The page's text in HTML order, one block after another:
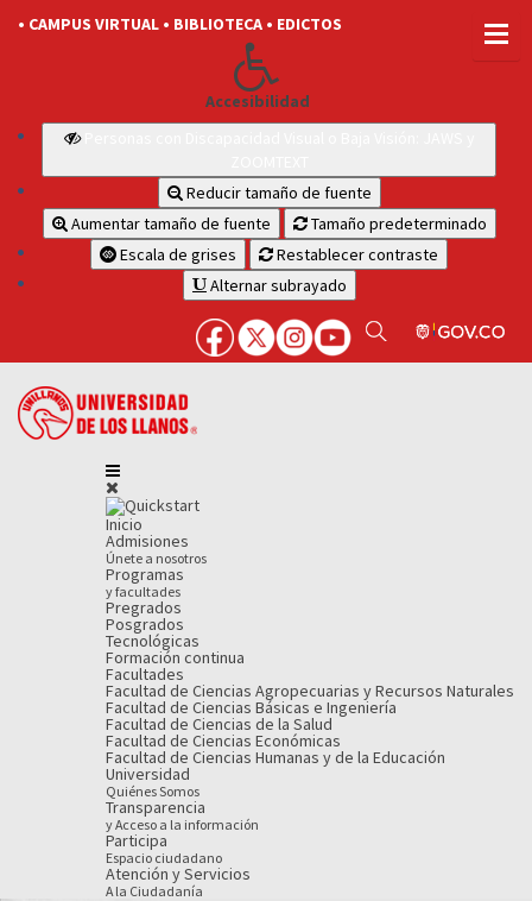
• CAMPUS VIRTUAL • BIBLIOTECA • EDICTOS
Accesibilidad
Reducir tamaño de fuente
Aumentar tamaño de fuente
Tamaño predeterminado
Escala de grises
Restablecer contraste
Alternar subrayado
Inicio
Admisiones
Únete a nosotros
Programas
y facultades
Pregrados
Posgrados
Tecnológicas
Formación continua
Facultades
Facultad de Ciencias Agropecuarias y Recursos Naturales
Facultad de Ciencias Básicas e Ingeniería
Facultad de Ciencias de la Salud
Facultad de Ciencias Económicas
Facultad de Ciencias Humanas y de la Educación
Universidad
Quiénes Somos
Transparencia
y Acceso a la información
Participa
Espacio ciudadano
Atención y Servicios
A la Ciudadanía